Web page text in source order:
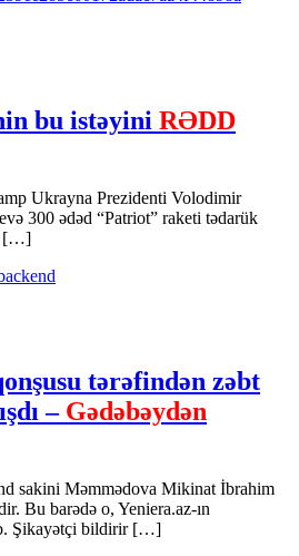
bu istəyini RƏDD
Ukrayna Prezidenti Volodimir
300 ədəd “Patriot” raketi tədarük
[…]
tərəfindən zəbt
– Gədəbəydən
sakini Məmmədova Mikinat İbrahim
Bu barədə o, Yeniera.az-ın
Şikayətçi bildirir […]